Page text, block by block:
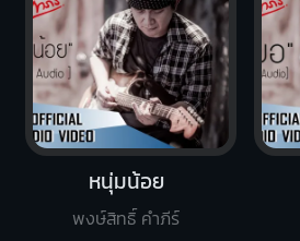
หนุ่มน้อย
พงษ์สิทธิ์ คำภีร์